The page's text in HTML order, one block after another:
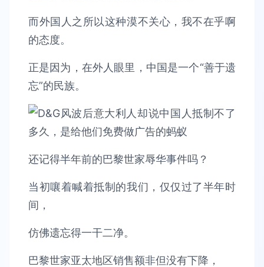
而外国人之所以这种漠不关心，我不在乎啊
的态度。
正是因为，在外人眼里，中国是一个“善于遗
忘”的民族。
还记得半年前的巴黎世家辱华事件吗？
当初嚷着喊着抵制的我们，仅仅过了半年时
间，
仿佛遗忘得一干二净。
巴黎世家亚太地区销售额非但没有下降，